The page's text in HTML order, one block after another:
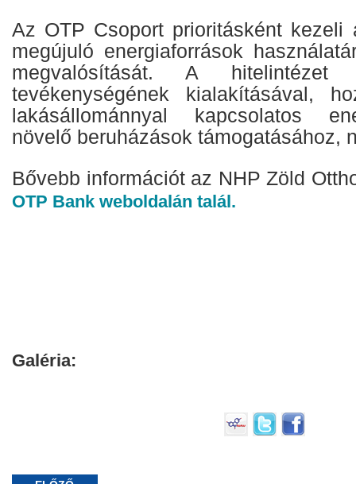
Az OTP Csoport prioritásként
megújuló energiaforrások
megvalósítását. A hitelintézet
tevékenységének kialakításával,
lakásállománnyal kapcsolatos
növelő beruházások támogatásához,
Bővebb információt az NHP Zöld
OTP Bank weboldalán talál.
Galéria: